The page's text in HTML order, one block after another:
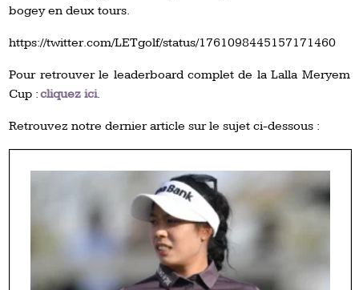
bogey en deux tours.
https://twitter.com/LETgolf/status/1761098445157171460
Pour retrouver le leaderboard complet de la Lalla Meryem
Cup :cliquez ici.
Retrouvez notre dernier article sur le sujet ci-dessous :